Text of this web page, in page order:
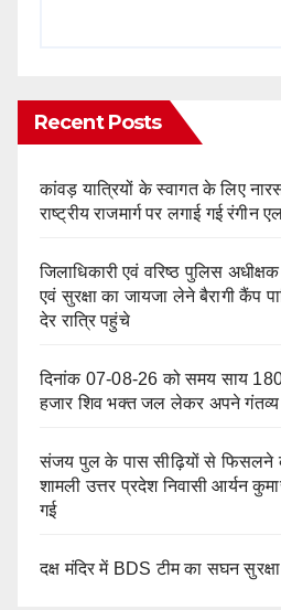
Recent Posts
कांवड़ यात्रियों के स्वागत के लिए
राष्ट्रीय राजमार्ग पर लगाई गई रंगीन
जिलाधिकारी एवं वरिष्ठ पुलिस
एवं सुरक्षा का जायजा लेने बैरागी कैंप
देर रात्रि पहुंचे
दिनांक 07-08-26 को समय साय
हजार शिव भक्त जल लेकर अपने
संजय पुल के पास सीढ़ियों से फिसलने
शामली उत्तर प्रदेश निवासी आर्यन
गई
दक्ष मंदिर में BDS टीम का सघन